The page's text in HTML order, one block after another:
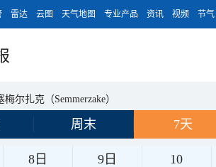
雷达 云图 天气地图 专业产品 资讯 视频 节气
梅尔扎克（Semmerzake）
周末 7天
8日 9日 10